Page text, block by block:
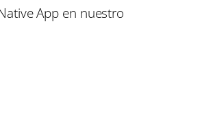
App en nuestro